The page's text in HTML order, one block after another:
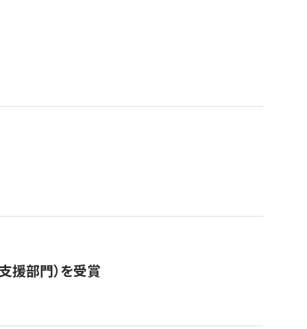
援部門）を受賞